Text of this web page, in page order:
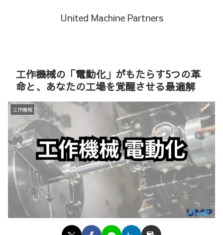
United Machine Partners
工作機械の「電動化」がもたらす5つの革
命と、あなたの工場を覚醒させる最適解
工作機械